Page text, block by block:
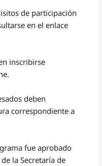
de participación
en el enlace
inscribirse
deben
correspondiente a
fue aprobado
la Secretaría de